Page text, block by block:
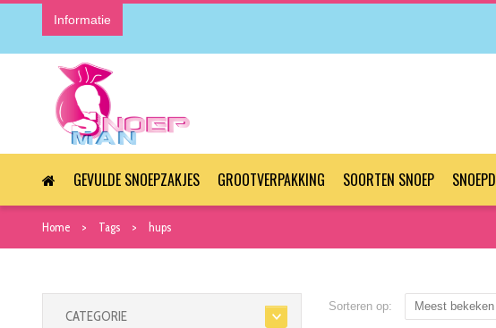
Informatie
GEVULDE SNOEPZAKJES GROOTVERPAKKING SOORTEN SNOEP
Home Tags hups
CATEGORIE
Sorteren op: Meest bekeken